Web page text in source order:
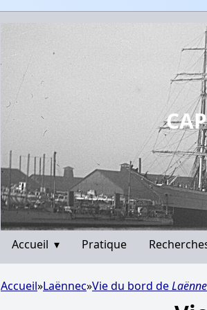
Accueil ▾ Pratique
Accueil»Laënnec»Vie du bord de